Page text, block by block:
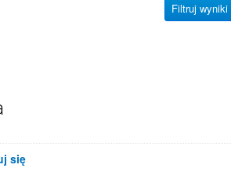
Filtruj wyniki
się